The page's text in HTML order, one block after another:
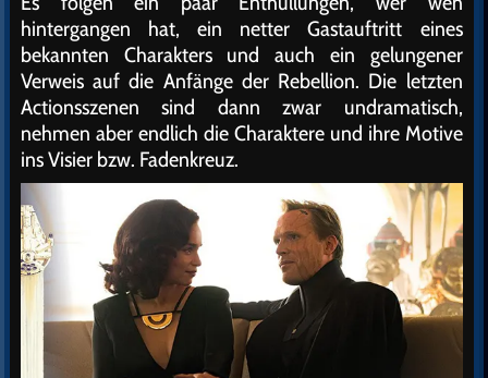
hintergangen hat, ein netter Gastauftritt eines
bekannten Charakters und auch ein gelungener
Verweis auf die Anfänge der Rebellion. Die letzten
Actionsszenen sind dann zwar undramatisch,
nehmen aber endlich die Charaktere und ihre Motive
ins Visier bzw. Fadenkreuz.